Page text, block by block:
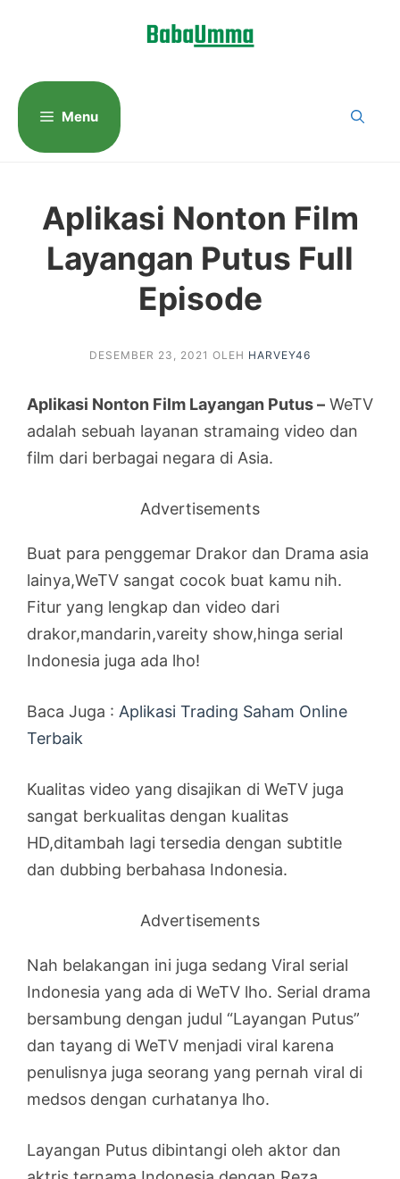
Menu
Aplikasi Nonton Film
Layangan Putus Full
Episode
DESEMBER 23, 2021 OLEH HARVEY46
Aplikasi Nonton Film Layangan Putus – WeTV
adalah sebuah layanan stramaing video dan
film dari berbagai negara di Asia.
Advertisements
Buat para penggemar Drakor dan Drama asia
lainya,WeTV sangat cocok buat kamu nih.
Fitur yang lengkap dan video dari
drakor,mandarin,vareity show,hinga serial
Indonesia juga ada lho!
Baca Juga : Aplikasi Trading Saham Online
Terbaik
Kualitas video yang disajikan di WeTV juga
sangat berkualitas dengan kualitas
HD,ditambah lagi tersedia dengan subtitle
dan dubbing berbahasa Indonesia.
Advertisements
Nah belakangan ini juga sedang Viral serial
Indonesia yang ada di WeTV lho. Serial drama
bersambung dengan judul “Layangan Putus”
dan tayang di WeTV menjadi viral karena
penulisnya juga seorang yang pernah viral di
medsos dengan curhatanya lho.
Layangan Putus dibintangi oleh aktor dan